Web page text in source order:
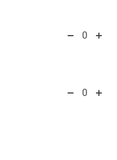
0
0